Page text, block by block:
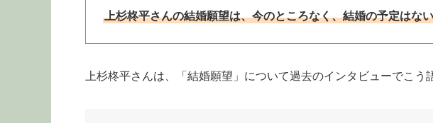
上杉柊平さんの結婚願望は、今のところなく、結婚の予定はな
上杉柊平さんは、「結婚願望」について過去のインタビューでこう